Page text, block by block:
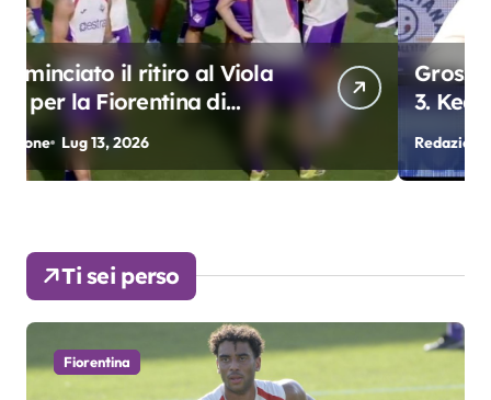
Grosso: “Giocheremo col 4-3-
3. Kean e Fagioli
fondamentali. Atta grande
colpo”
Redazione Lug 9, 2026
Ti sei perso
Fiorentina